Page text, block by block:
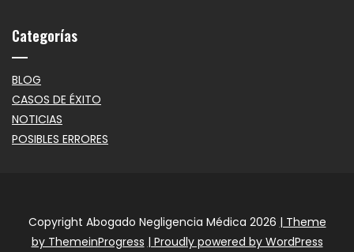
Categorías
BLOG
CASOS DE ÉXITO
NOTICIAS
POSIBLES ERRORES
Copyright Abogado Negligencia Médica 2026 | Theme
by ThemeinProgress | Proudly powered by WordPress